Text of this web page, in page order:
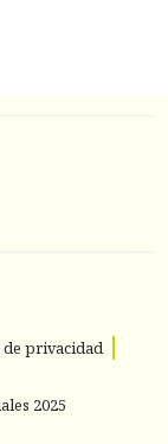
de privacidad
2025